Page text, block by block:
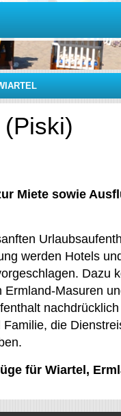
Miete sowie
werden Hotels
Dazu
Masuren
die
für Wiartel,